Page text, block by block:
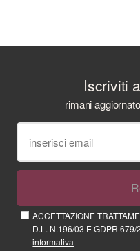
Iscriviti
rimani
ACCETTAZIONE
D.L. N.196/03 E GDPR
informativa